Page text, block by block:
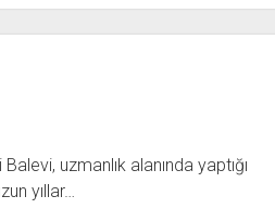
uzmanlık alanında yaptığı
yıllar…